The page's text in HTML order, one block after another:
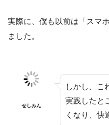
実際に、僕も以前は「スマ
ました。
せしみん
しかし、こ
実践したと
くなり、快